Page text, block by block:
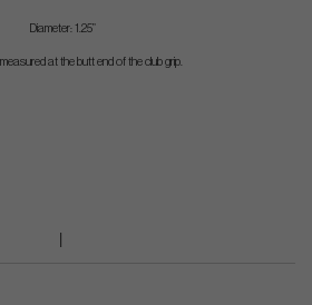
Diameter: 1.25”
at the butt end of the club grip.